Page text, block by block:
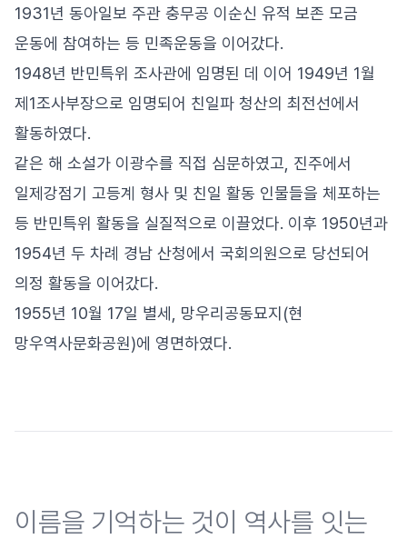
1931년 동아일보 주관 충무공 이순신 유적 보존 모금
운동에 참여하는 등 민족운동을 이어갔다.
1948년 반민특위 조사관에 임명된 데 이어 1949년 1월
제1조사부장으로 임명되어 친일파 청산의 최전선에서
활동하였다.
같은 해 소설가 이광수를 직접 심문하였고, 진주에서
일제강점기 고등계 형사 및 친일 활동 인물들을 체포하는
등 반민특위 활동을 실질적으로 이끌었다. 이후 1950년과
1954년 두 차례 경남 산청에서 국회의원으로 당선되어
의정 활동을 이어갔다.
1955년 10월 17일 별세, 망우리공동묘지(현
망우역사문화공원)에 영면하였다.
이름을 기억하는 것이 역사를 잇는